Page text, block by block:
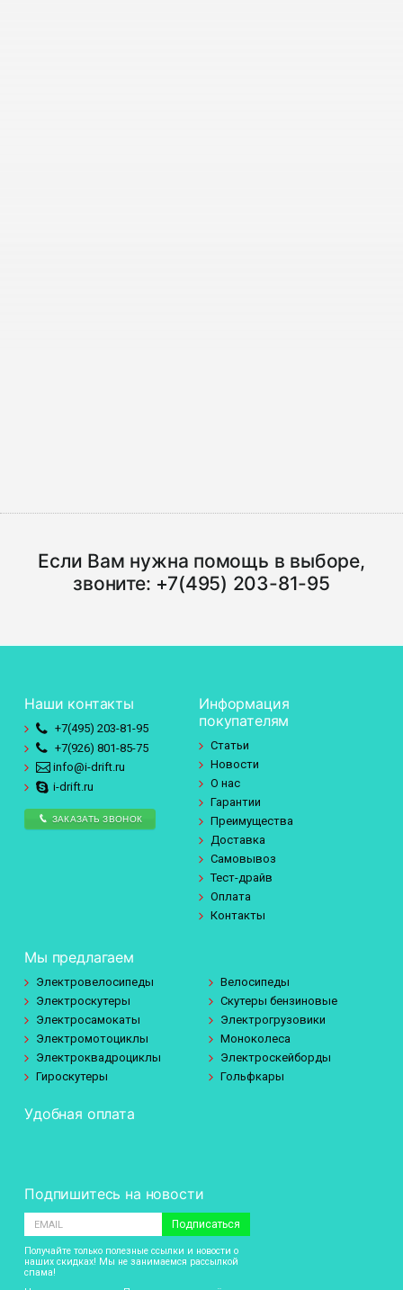
Если Вам нужна помощь в выборе,
звоните: +7(495) 203-81-95
Наши контакты
+7(495) 203-81-95
+7(926) 801-85-75
info@i-drift.ru
i-drift.ru
ЗАКАЗАТЬ ЗВОНОК
Информация
покупателям
Статьи
Новости
О нас
Гарантии
Преимущества
Доставка
Самовывоз
Тест-драйв
Оплата
Контакты
Мы предлагаем
Электровелосипеды
Велосипеды
Электроскутеры
Скутеры бензиновые
Электросамокаты
Электрогрузовики
Электромотоциклы
Моноколеса
Электроквадроциклы
Электроскейборды
Гироскутеры
Гольфкары
Удобная оплата
Подпишитесь на новости
Подписаться
Получайте только полезные ссылки и новости о
наших скидках! Мы не занимаемся рассылкой
спама!